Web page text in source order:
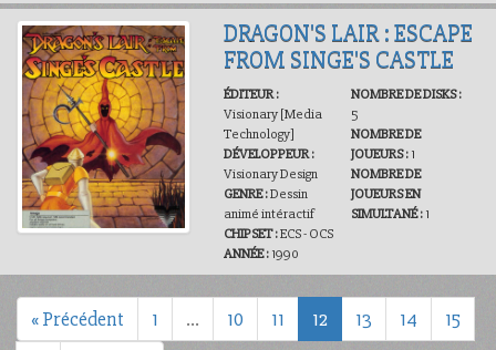
DRAGON'S LAIR : ESCAPE
FROM SINGE'S CASTLE
ÉDITEUR :
Visionary [Media
Technology]
DÉVELOPPEUR :
Visionary Design
GENRE :Dessin
animé intéractif
CHIPSET :ECS - OCS
ANNÉE :1990
NOMBRE DE DISKS :
5
NOMBRE DE
JOUEURS :1
NOMBRE DE
JOUEURS EN
SIMULTANÉ :1
« Précédent 1 … 10 11 12 13 14
15